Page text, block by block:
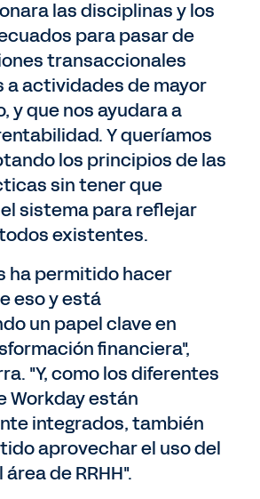
las disciplinas y los
para pasar de
transaccionales
actividades de mayor
y que nos ayudara a
Y queríamos
los principios de las
sin tener que
sistema para reflejar
existentes.
ha permitido hacer
eso y está
un papel clave en
financiera",
"Y, como los diferentes
Workday están
integrados, también
aprovechar el uso del
de RRHH".